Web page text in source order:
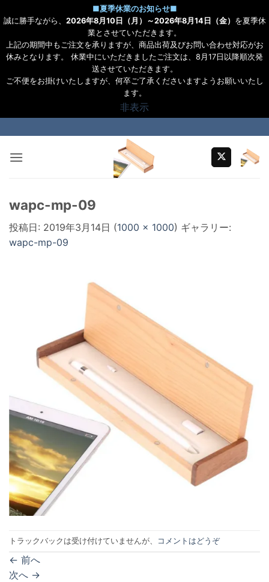
■夏季休業のお知らせ■
誠に勝手ながら、 2026年8月10日（月）～2026年8月14日（金） を夏季休
業とさせていただきます。
上記の期間中もご注文を承りますが、商品出荷及びお問い合わせ対応がお
休みとなります。 休業中にいただきましたご注文は、8月17日以降順次発
送させていただきます。
ご不便をお掛けいたしますが、何卒ご了承くださいますようお願いいたし
ます。
非表示
to
content
wapc-mp-09
投稿日: 2019年3月14日 (1000 × 1000) ギャラリー:
wapc-mp-09
トラックバックは受け付けていませんが、 コメントはどうぞ
← 前へ
次へ →